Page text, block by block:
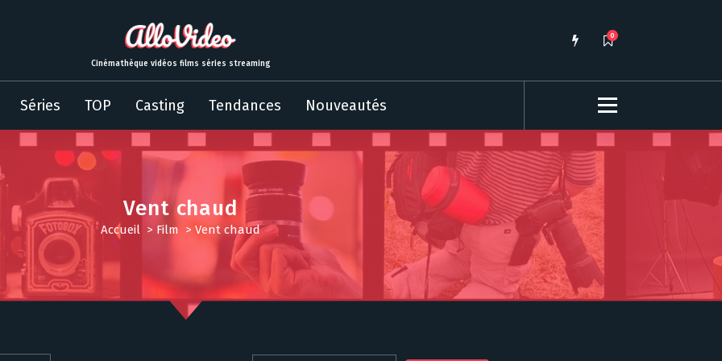
Cinémathèque vidéos films séries streaming
0
Séries TOP Casting Tendances Nouveautés
Vent chaud
Accueil > Film > Vent chaud